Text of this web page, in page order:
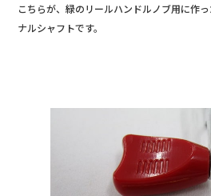
こちらが、緑のリールハンドルノブ用に作
ナルシャフトです。